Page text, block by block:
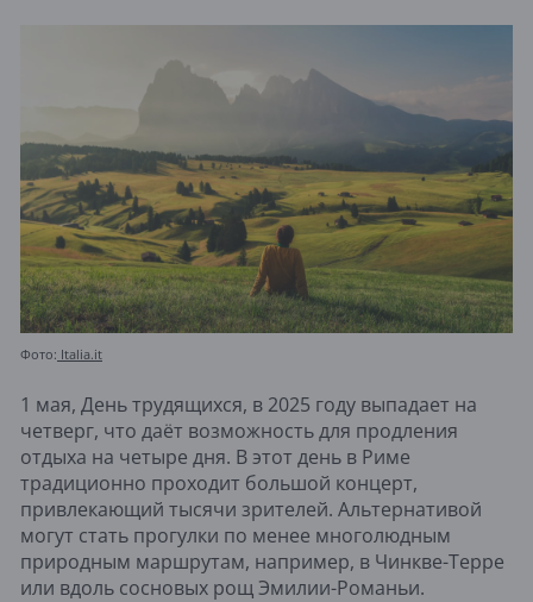
Фото: Italia.it
1 мая, День трудящихся, в 2025 году выпадает на
четверг, что даёт возможность для продления
отдыха на четыре дня. В этот день в Риме
традиционно проходит большой концерт,
привлекающий тысячи зрителей. Альтернативой
могут стать прогулки по менее многолюдным
природным маршрутам, например, в Чинкве-Терре
или вдоль сосновых рощ Эмилии-Романьи.